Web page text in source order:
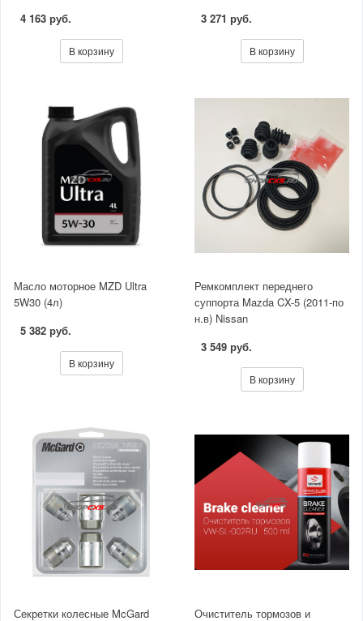
4 163 руб.
В корзину
3 271 руб.
В корзину
Масло моторное MZD Ultra
5W30 (4л)
5 382 руб.
В корзину
Ремкомплект переднего
суппорта Mazda CX-5 (2011-по
н.в) Nissan
3 549 руб.
В корзину
Секретки колесные McGard
Очиститель тормозов и